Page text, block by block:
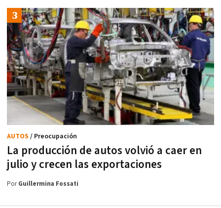
La producción de autos volvió a caer en
julio y crecen las exportaciones
AUTOS / Preocupación
PorGuillermina Fossati